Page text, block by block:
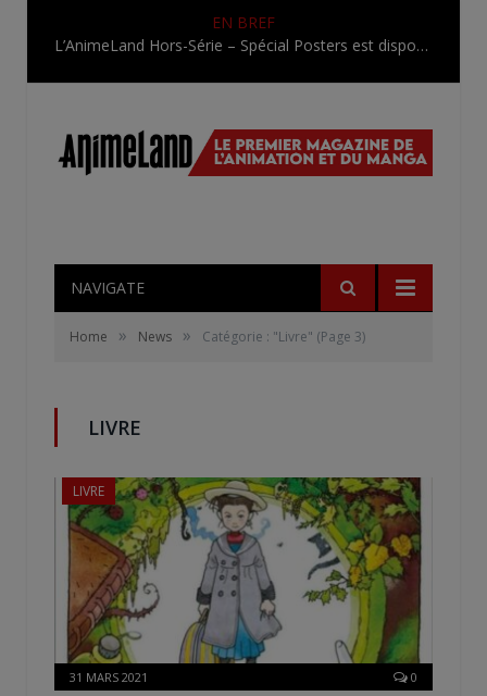
EN BREF
L’AnimeLand Hors-Série – Spécial Posters est disponible !
NAVIGATE
Home » News » Catégorie : "Livre" (Page 3)
LIVRE
LIVRE
31 MARS 2021 0